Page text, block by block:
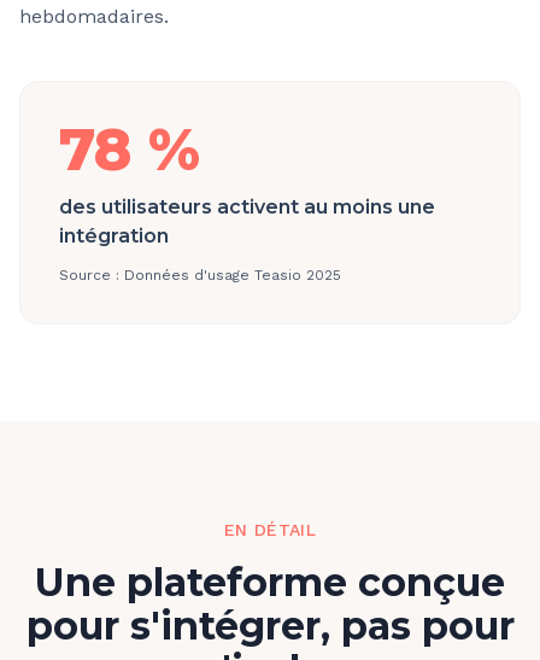
hebdomadaires.
78 %
des utilisateurs activent au moins une
intégration
Source : Données d'usage Teasio 2025
EN DÉTAIL
Une plateforme conçue
pour s'intégrer, pas pour